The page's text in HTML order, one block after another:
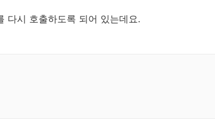
다시 호출하도록 되어 있는데요.